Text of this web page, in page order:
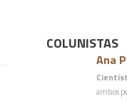
COLUNISTAS
Ana
ambos